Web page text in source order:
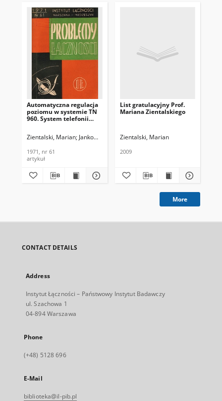
Automatyczna regulacja
poziomu w systemie TN
960. System telefonii
1971, nr 61
Zientalski, Marian Jankowski, Kazimierz Kasprowicz, Elżbieta
1971, nr 61
artykuł
List gratulacyjny Prof.
Mariana Zientalskiego
Zientalski, Marian
2009
More
CONTACT DETAILS
Address
Instytut Łączności – Państwowy Instytut Badawczy
ul. Szachowa 1
04-894 Warszawa
Phone
(+48) 5128 696
E-Mail
biblioteka@il-pib.pl